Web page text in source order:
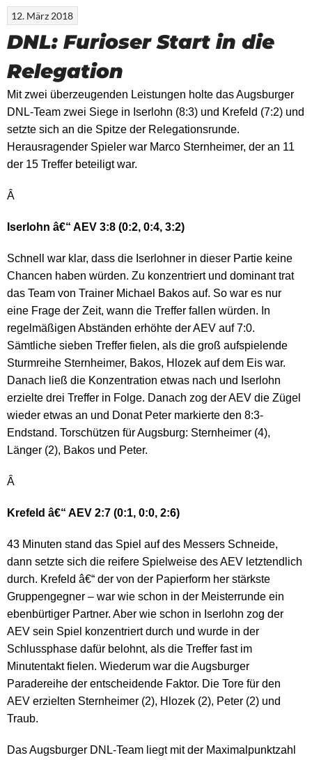
12. März 2018
DNL: Furioser Start in die
Relegation
Mit zwei überzeugenden Leistungen holte das Augsburger
DNL-Team zwei Siege in Iserlohn (8:3) und Krefeld (7:2) und
setzte sich an die Spitze der Relegationsrunde.
Herausragender Spieler war Marco Sternheimer, der an 11
der 15 Treffer beteiligt war.
Â
Iserlohn â€“ AEV 3:8 (0:2, 0:4, 3:2)
Schnell war klar, dass die Iserlohner in dieser Partie keine
Chancen haben würden. Zu konzentriert und dominant trat
das Team von Trainer Michael Bakos auf. So war es nur
eine Frage der Zeit, wann die Treffer fallen würden. In
regelmäßigen Abständen erhöhte der AEV auf 7:0.
Sämtliche sieben Treffer fielen, als die groß aufspielende
Sturmreihe Sternheimer, Bakos, Hlozek auf dem Eis war.
Danach ließ die Konzentration etwas nach und Iserlohn
erzielte drei Treffer in Folge. Danach zog der AEV die Zügel
wieder etwas an und Donat Peter markierte den 8:3-
Endstand. Torschützen für Augsburg: Sternheimer (4),
Länger (2), Bakos und Peter.
Â
Krefeld â€“ AEV 2:7 (0:1, 0:0, 2:6)
43 Minuten stand das Spiel auf des Messers Schneide,
dann setzte sich die reifere Spielweise des AEV letztendlich
durch. Krefeld â€“ der von der Papierform her stärkste
Gruppengegner – war wie schon in der Meisterrunde ein
ebenbürtiger Partner. Aber wie schon in Iserlohn zog der
AEV sein Spiel konzentriert durch und wurde in der
Schlussphase dafür belohnt, als die Treffer fast im
Minutentakt fielen. Wiederum war die Augsburger
Paradereihe der entscheidende Faktor. Die Tore für den
AEV erzielten Sternheimer (2), Hlozek (2), Peter (2) und
Traub.
Das Augsburger DNL-Team liegt mit der Maximalpunktzahl